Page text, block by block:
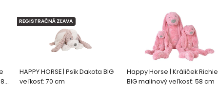
HAPPY HORSE | Psík Dakota BIG
veľkosť: 70 cm
REGISTRAČNÁ ZĽAVA
Happy Horse | Králiček Richie
BIG malinový veľkosť: 58 cm